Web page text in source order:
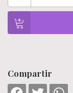
Compartir